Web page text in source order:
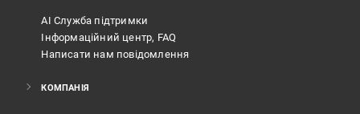
АІ Служба підтримки
Інформаційний центр, FAQ
Написати нам повідомлення
КОМПАНІЯ